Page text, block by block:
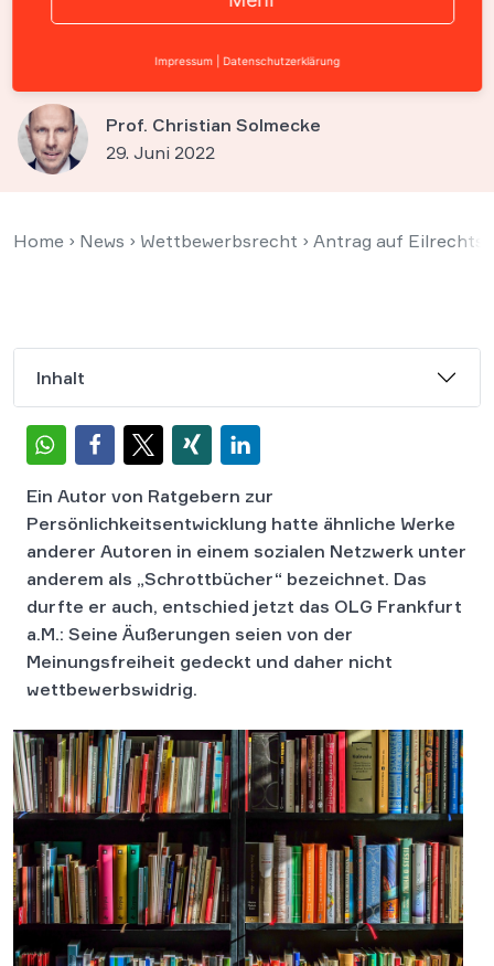
Konkurrenz weiter
„Schrottbücher“ nennen
Prof. Christian Solmecke
29. Juni 2022
Home › News › Wettbewerbsrecht › Antrag auf
Inhalt
Ein Autor von Ratgebern zur
Persönlichkeitsentwicklung hatte ähnliche Werke
anderer Autoren in einem sozialen Netzwerk unter
anderem als „Schrottbücher“ bezeichnet. Das
durfte er auch, entschied jetzt das OLG Frankfurt
a.M.: Seine Äußerungen seien von der
Meinungsfreiheit gedeckt und daher nicht
wettbewerbswidrig.
Impressum Datenschutzerklärung